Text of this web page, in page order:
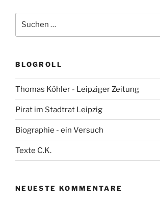
nach:
BLOGROLL
Thomas Köhler - Leipziger Zeitung
Pirat im Stadtrat Leipzig
Biographie - ein Versuch
Texte C.K.
NEUESTE KOMMENTARE